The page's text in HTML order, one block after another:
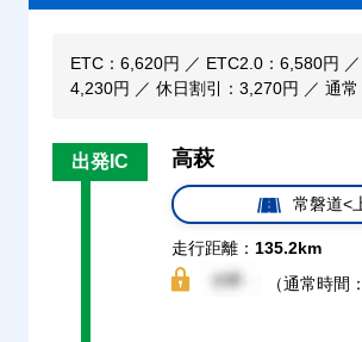
ETC：6,620円 ／ ETC2.0：6,580円 ／
4,230円 ／ 休日割引：3,270円 ／ 通常
出発IC 高萩
常磐道<
走行距離： 135.2km
（通常時間